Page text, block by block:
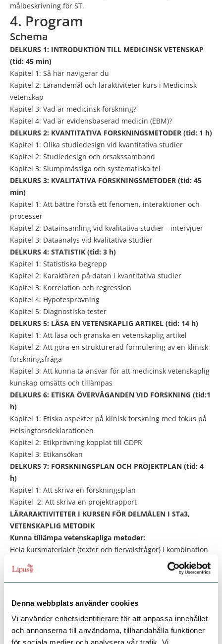
Denna webbplats använder cookies
Vi använder enhetsidentifierare för att anpassa innehållet
och annonserna till användarna, tillhandahålla funktioner
målbeskrivning för ST.
4. Program
Schema
DELKURS 1: INTRODUKTION TILL MEDICINSK VETENSKAP
(tid: 45 min)
Kapitel 1: Så här navigerar du
Kapitel 2: Lärandemål och läraktiviteter kurs i Medicinsk
vetenskap
Kapitel 3: Vad är medicinsk forskning?
Kapitel 4: Vad är evidensbaserad medicin (EBM)?
DELKURS 2: KVANTITATIVA FORSKNINGSMETODER (tid: 1 h)
Kapitel 1: Olika studiedesign vid kvantitativa studier
Kapitel 2: Studiedesign och orsakssamband
Kapitel 3: Slumpmässiga och systematiska fel
DELKURS 3: KVALITATIVA FORSKNINGSMETODER (tid: 45
min)
Kapitel 1: Att bättre förstå ett fenomen, interaktioner och
processer
Kapitel 2: Datainsamling vid kvalitativa studier - intervjuer
Kapitel 3: Dataanalys vid kvalitativa studier
DELKURS 4: STATISTIK (tid: 3 h)
Kapitel 1: Statistiska begrepp
Kapitel 2: Karaktären på datan i kvantitativa studier
Kapitel 3: Korrelation och regression
Kapitel 4: Hypotesprövning
Kapitel 5: Diagnostiska tester
DELKURS 5: LÄSA EN VETENSKAPLIG ARTIKEL (tid: 14 h)
Kapitel 1: Att läsa och granska en vetenskaplig artikel
Kapitel 2: Att göra en strukturerad formulering av en klinisk
forskningsfråga
Kapitel 3: Att kunna ta ansvar för att medicinsk vetenskaplig
kunskap omsätts och tillämpas
DELKURS 6: ETISKA ÖVERVÄGANDEN VID FORSKNING (tid:1
h)
Kapitel 1: Etiska aspekter på klinisk forskning med fokus på
Helsingforsdeklarationen
Kapitel 2: Etikprövning kopplat till GDPR
Kapitel 3: Etikansökan
DELKURS 7: FORSKNINGSPLAN OCH PROJEKTPLAN (tid: 4
h)
Kapitel 1: Att skriva en forskningsplan
Kapitel 2: Att skriva en projektrapport
LÄRARAKTIVITETER I KURSEN FÖR DELMÅLEN I STa3,
VETENSKAPLIG METODIK
Kunna tillämpa vetenskapliga metoder:
Hela kursmaterialet (texter och flervalsfrågor) i kombination
Övning 2 i kap 2, delkurs 5 “Beskriva en forskningsstudie i
fritext genom att besvara frågor”
handledaren om hur kompetens att ta ansvar för att
medicinsk vetenskaplig kunskap omsätts och tillämpas i
hälso- och sjukvården ska visas samt genomföra planen”